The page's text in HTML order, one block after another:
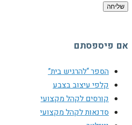
שליחה
אם פיספסתם
הספר “להרגיש בית”
קלפי עיצוב בצבע
קורסים לקהל מקצועי
סדנאות לקהל מקצועי